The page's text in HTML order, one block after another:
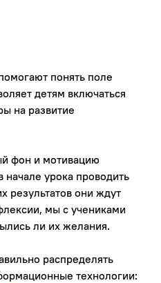
понять поле
детям включаться
на развитие
фон и мотивацию
урока проводить
результатов они ждут
мы с учениками
ли их желания.
распределять
технологии: